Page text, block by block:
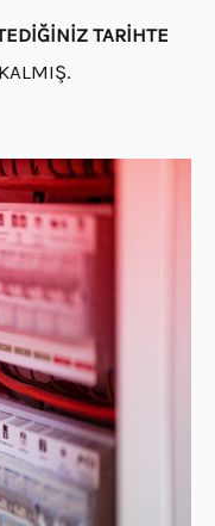
TARİHTE